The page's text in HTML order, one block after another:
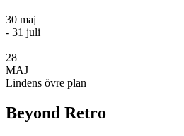
30 maj
- 31 juli
28
MAJ
Lindens övre plan
Beyond Retro